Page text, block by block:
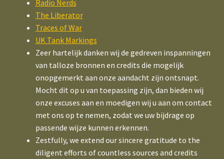
Radio Nerds
The Liberator
Traces of War
UK Tank Markings
Zeer hartelijk danken wij de gedreven inspanningen
van talloze bronnen en credits die mogelijk
onopgemerkt aan onze aandacht zijn ontsnapt.
Mocht dit op u van toepassing zijn, dan bieden wij
onze excuses aan en moedigen wij u aan om contact
met ons op te nemen, zodat we uw bijdrage op
passende wijze kunnen erkennen.
Zestfully, we extend our sincere gratitude to the
diligent efforts of countless sources and credits